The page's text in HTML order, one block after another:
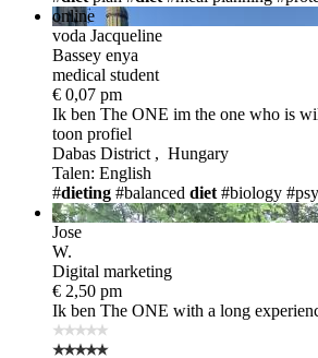
online
voda Jacqueline
Bassey enya
medical student
€ 0,07 pm
Ik ben The ONE im the one who is
toon profiel
Dabas District , Hungary
Talen: English
#dieting #balanced diet #biology
Jose
W.
Digital marketing
€ 2,50 pm
Ik ben The ONE with a long